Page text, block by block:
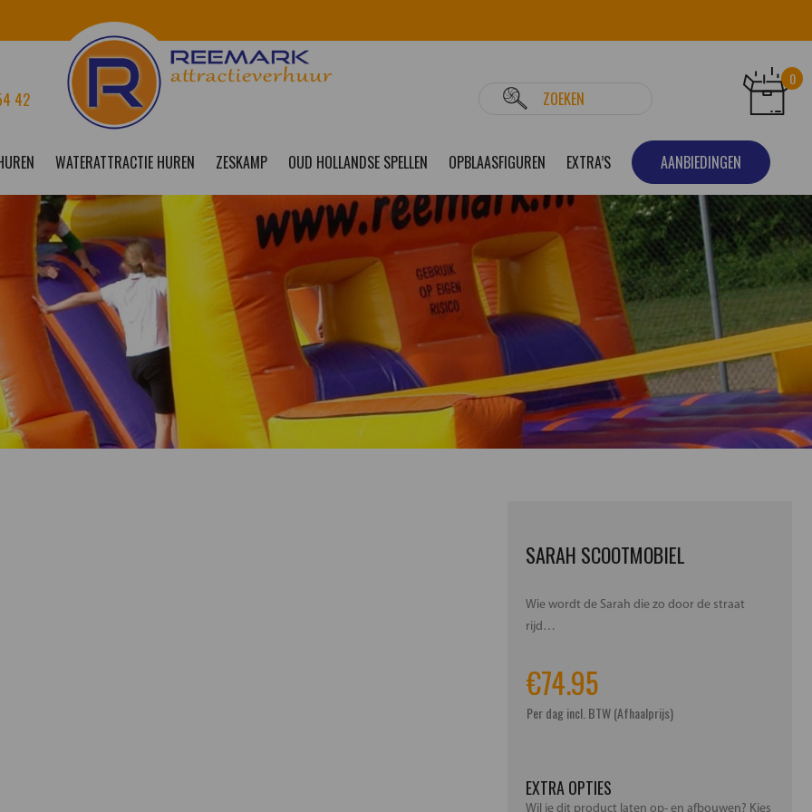
42
0
WATERATTRACTIE HUREN ZESKAMP OUD HOLLANDSE SPELLEN OPBLAASFIGUREN EXTRA’S AANBIEDINGEN
SARAH SCOOTMOBIEL
Wie wordt de Sarah die zo door de straat
rijd…
€74.95
Per dag incl. BTW (Afhaalprijs)
EXTRA OPTIES
Wil je dit product laten op- en afbouwen? Kies